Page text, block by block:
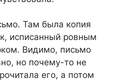
Там была копия
исписанный ровным
Видимо, письмо
но почему-то не
его, а потом